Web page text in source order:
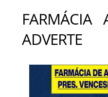
FARMÁCIA
ADVERTE